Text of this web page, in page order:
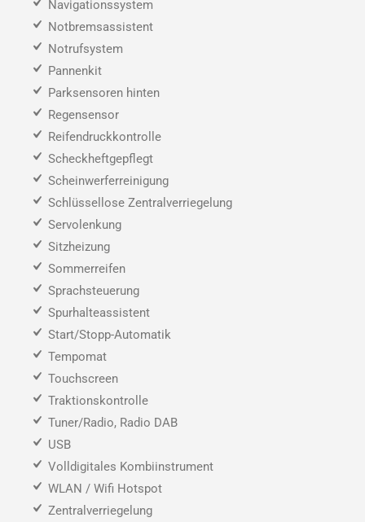
Navigationssystem
Notbremsassistent
Notrufsystem
Pannenkit
Parksensoren hinten
Regensensor
Reifendruckkontrolle
Scheckheftgepflegt
Scheinwerferreinigung
Schlüssellose Zentralverriegelung
Servolenkung
Sitzheizung
Sommerreifen
Sprachsteuerung
Spurhalteassistent
Start/Stopp-Automatik
Tempomat
Touchscreen
Traktionskontrolle
Tuner/Radio, Radio DAB
USB
Volldigitales Kombiinstrument
WLAN / Wifi Hotspot
Zentralverriegelung